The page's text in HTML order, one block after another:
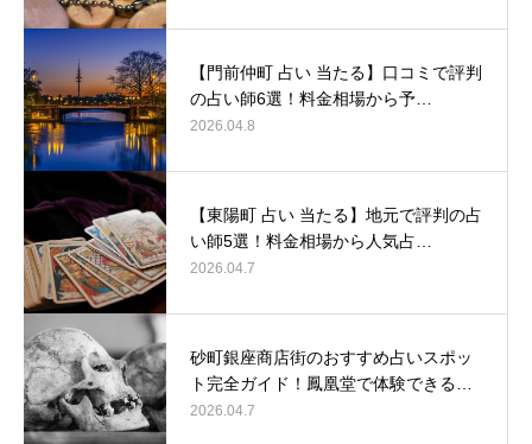
【門前仲町 占い 当たる】口コミで評判
の占い師6選！料金相場から予…
2026.04.8
【東陽町 占い 当たる】地元で評判の占
い師5選！料金相場から人気占…
2026.04.7
砂町銀座商店街のおすすめ占いスポッ
ト完全ガイド！鳳凰堂で体験できる…
2026.04.7